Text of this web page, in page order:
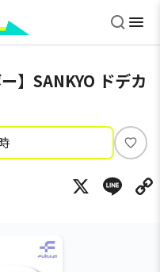
】SANKYO ドデカ
い
ね
X